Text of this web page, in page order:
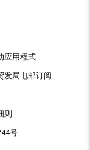
应用程式
发局电邮订阅
则
号